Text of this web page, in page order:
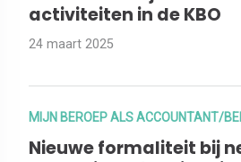
activiteiten in de KBO
24 maart 2025
MIJN BEROEP ALS ACCOUNTANT/
Nieuwe formaliteit bij